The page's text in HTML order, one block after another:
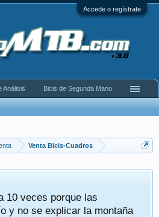
Accede o regístrate
Venta Bicis-Cuadros
10 veces porque las
y no se explicar la montaña
Análisis Bicis de Segunda Mano